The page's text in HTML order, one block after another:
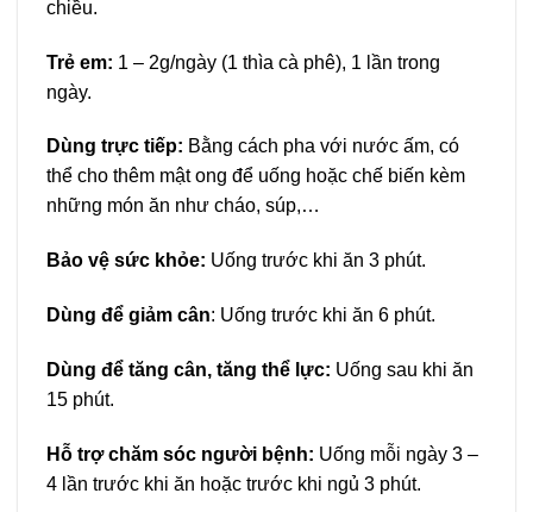
chiều.
Trẻ em: 1 – 2g/ngày (1 thìa cà phê), 1 lần trong
ngày.
Dùng trực tiếp: Bằng cách pha với nước ấm, có
thể cho thêm mật ong để uống hoặc chế biến kèm
những món ăn như cháo, súp,…
Bảo vệ sức khỏe: Uống trước khi ăn 3 phút.
Dùng để giảm cân: Uống trước khi ăn 6 phút.
Dùng để tăng cân, tăng thể lực: Uống sau khi ăn
15 phút.
Hỗ trợ chăm sóc người bệnh: Uống mỗi ngày 3 –
4 lần trước khi ăn hoặc trước khi ngủ 3 phút.